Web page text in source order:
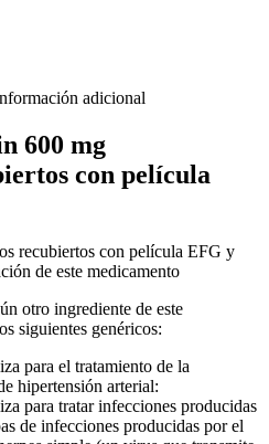
adicional
600 mg
con película
recubiertos con película EFG y
de este medicamento
otro ingrediente de este
siguientes genéricos:
para el tratamiento de la
hipertensión arterial:
para tratar infecciones producidas
de infecciones producidas por el